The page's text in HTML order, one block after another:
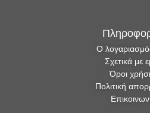
Ο
Σχετικά με
Όροι
Πολιτική